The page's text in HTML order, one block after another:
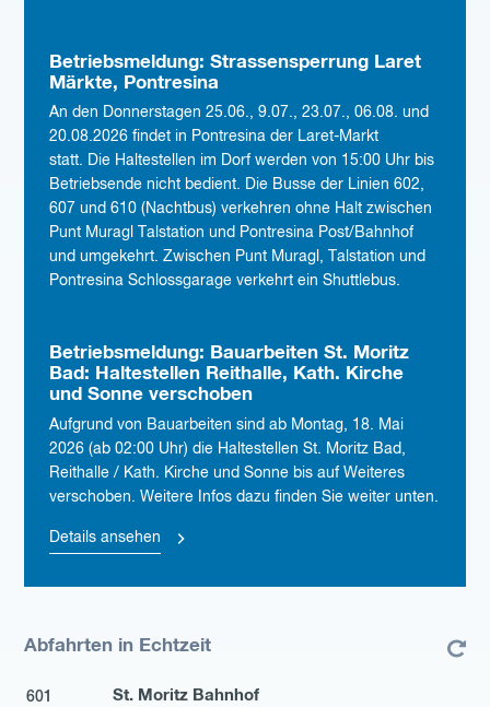
Betriebsmeldung: Strassensperrung Laret
Märkte, Pontresina
An den Donnerstagen 25.06., 9.07., 23.07., 06.08. und
20.08.2026 findet in Pontresina der Laret-Markt
statt. Die Haltestellen im Dorf werden von 15:00 Uhr bis
Betriebsende nicht bedient. Die Busse der Linien 602,
607 und 610 (Nachtbus) verkehren ohne Halt zwischen
Punt Muragl Talstation und Pontresina Post/Bahnhof
und umgekehrt. Zwischen Punt Muragl, Talstation und
Pontresina Schlossgarage verkehrt ein Shuttlebus.
Betriebsmeldung: Bauarbeiten St. Moritz
Bad: Haltestellen Reithalle, Kath. Kirche
und Sonne verschoben
Aufgrund von Bauarbeiten sind ab Montag, 18. Mai
2026 (ab 02:00 Uhr) die Haltestellen St. Moritz Bad,
Reithalle / Kath. Kirche und Sonne bis auf Weiteres
verschoben. Weitere Infos dazu finden Sie weiter unten.
Details ansehen
Abfahrten in Echtzeit
601
St. Moritz Bahnhof